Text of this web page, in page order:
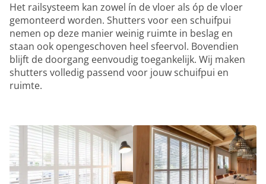
Het railsysteem kan zowel ín de vloer als óp de vloer
gemonteerd worden. Shutters voor een schuifpui
nemen op deze manier weinig ruimte in beslag en
staan ook opengeschoven heel sfeervol. Bovendien
blijft de doorgang eenvoudig toegankelijk. Wij maken
shutters volledig passend voor jouw schuifpui en
ruimte.